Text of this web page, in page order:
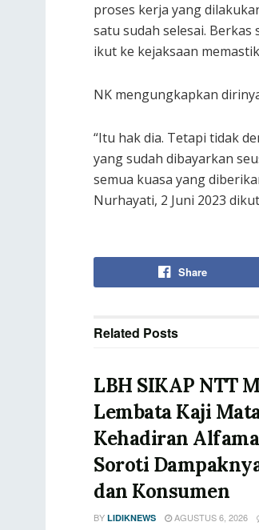
proses kerja yang
satu sudah selesai.
ikut ke kejaksaan
NK mengungkapkan
“Itu hak dia. Tetapi tidak
yang sudah dibayarkan
semua kuasa yang
Nurhayati, 2 Juni 2023
Share
Related Posts
LBH SIKAP NTT
Lembata Kaji
Kehadiran
Soroti
dan Konsumen
BY LIDIKNEWS AGUSTUS 6, 2026